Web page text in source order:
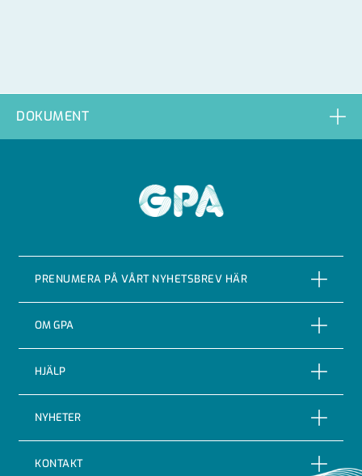
DOKUMENT
PRENUMERA PÅ VÅRT NYHETSBREV HÄR
OM GPA
Om företaget
Vår Historia
Code of conduct
HJÄLP
Reklamationer
Returer
NYHETER
Nyheter
KONTAKT